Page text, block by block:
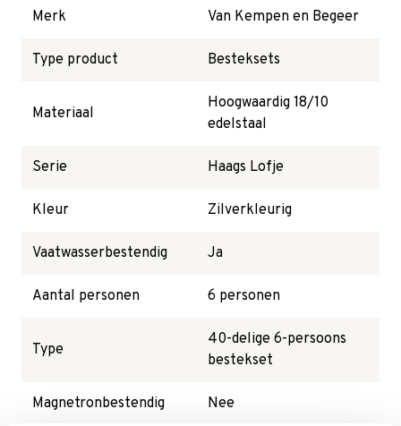
Merk Van Kempen en Begeer
Type product Besteksets
Materiaal
Hoogwaardig 18/10
edelstaal
Serie Haags Lofje
Kleur Zilverkleurig
Vaatwasserbestendig Ja
Aantal personen 6 personen
Type
40-delige 6-persoons
bestekset
Magnetronbestendig Nee